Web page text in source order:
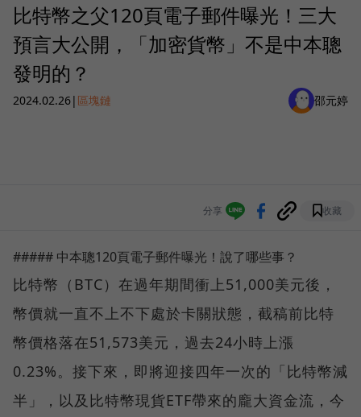
比特幣之父120頁電子郵件曝光！三大
預言大公開，「加密貨幣」不是中本聰
發明的？
2024.02.26| 區塊鏈 邵元婷
分享 收藏
##### 中本聰120頁電子郵件曝光！說了哪些事？
比特幣（BTC）在過年期間衝上51,000美元後，
幣價就一直不上不下處於卡關狀態，截稿前比特
幣價格落在51,573美元，過去24小時上漲
0.23%。接下來，即將迎接四年一次的「比特幣減
半」，以及比特幣現貨ETF帶來的龐大資金流，今